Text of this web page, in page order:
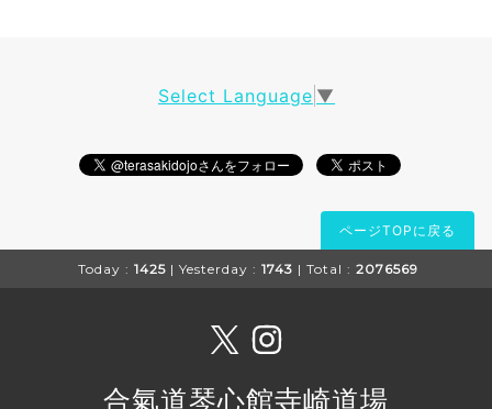
Select Language ▼
ページTOPに戻る
Today : 1425 | Yesterday : 1743 | Total : 2076569
合氣道琴心館寺崎道場